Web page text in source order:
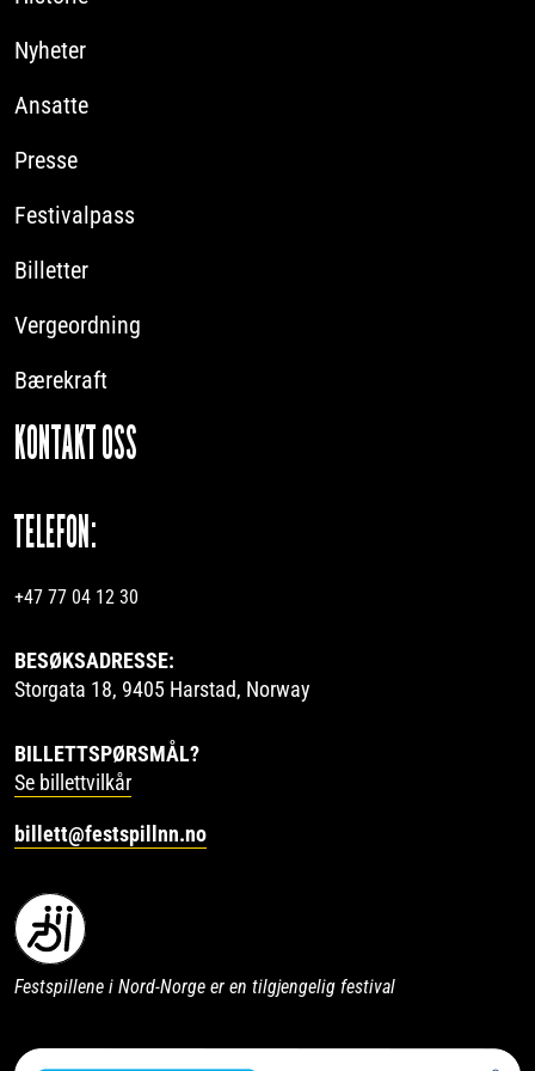
Nyheter
Ansatte
Presse
Festivalpass
Billetter
Vergeordning
Bærekraft
KONTAKT OSS
TELEFON:
+47 77 04 12 30
BESØKSADRESSE:
Storgata 18, 9405 Harstad, Norway
BILLETTSPØRSMÅL?
Se billettvilkår
billett@festspillnn.no
Festspillene i Nord-Norge er en tilgjengelig festival